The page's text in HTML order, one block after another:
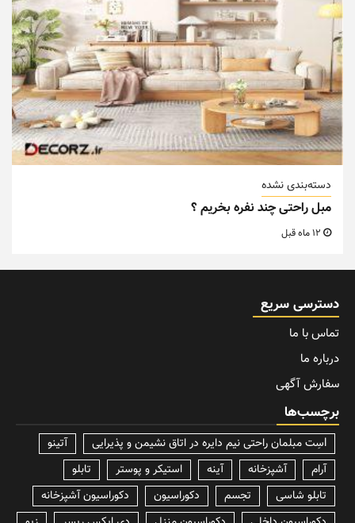
دسته‌بندی نشده
مبل راحتی چند نفره بخریم ؟
دسترسی سریع
تماس با ما
درباره ما
سفارش آگهی
برچسب‌ها
lسِت مبلمان راحتی نیم دایره در اتاق نشیمن و پذیرایی
آتینو
آرام
آشپزخانه آینه استیکر و پوستر
تابلو
تابلو شاسی
تجسم دکوراسیون
دکوراسیون آشپزخانه